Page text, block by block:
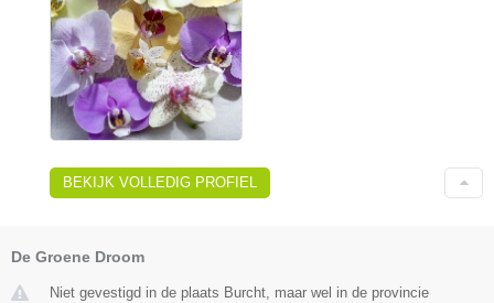
BEKIJK VOLLEDIG PROFIEL
De Groene Droom
Niet gevestigd in de plaats Burcht, maar wel in de provincie